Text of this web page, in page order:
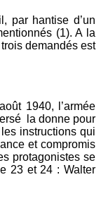
par hantise d’un
(1). A la
demandés est
1940, l’armée
la donne pour
instructions qui
et compromis
protagonistes se
23 et 24 : Walter